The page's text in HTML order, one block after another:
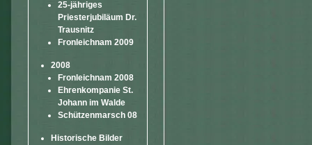
25-jähriges
Priesterjubiläum Dr.
Trausnitz
Fronleichnam 2009
2008
Fronleichnam 2008
Ehrenkompanie St.
Johann im Walde
Schützenmarsch 08
Historische Bilder